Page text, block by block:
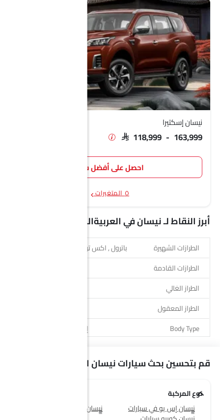
نيسان إسكتيرا
SAR 118,999 - 163,999
احصل على أفضل سعر
٥ المتغيرات
أبرز النقاط لـ نيسان في العربيةالسعودية
الطرازات الشهيرة
باترول , اكس تريل, ركلات, ألتيما, ماغنيت
الطرازات القادمة
الطراز الغالي
الطراز المعقول
Body Type
إس يو في, سيدان, كوبيه
الوكلاء
قم بتحسين بحث سيارات نيسان الخاص بك
نوع المركبة
نيسان إس يو في سيارات
نيسان سيدان سيارات